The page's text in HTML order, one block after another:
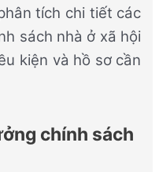
tích chi tiết các
sách nhà ở xã hội
kiện và hồ sơ cần
chính sách